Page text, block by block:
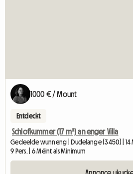
1000 € / Mount
Entdeckt
Schlofkummer (17 m²) an enger Villa
Gedeelde wunneng | Dudelange (3450) | 14
9 Pers. | 6 Méint als Minimum
Annonce